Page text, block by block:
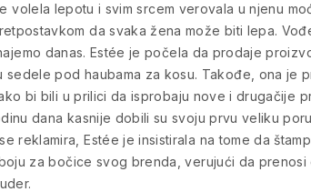
volela lepotu i svim srcem verovala u njenu
da svaka žena može biti lepa.
danas. Estée je počela da prodaje
pod haubama za kosu. Takođe, ona je
bi bili u prilici da isprobaju nove i drugačije
dana kasnije dobili su svoju prvu veliku
reklamira, Estée je insistirala na tome da
za bočice svog brenda, verujući da prenosi